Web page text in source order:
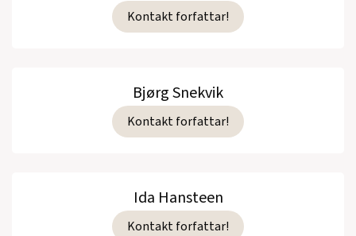
Kontakt forfattar!
Bjørg Snekvik
Kontakt forfattar!
Ida Hansteen
Kontakt forfattar!